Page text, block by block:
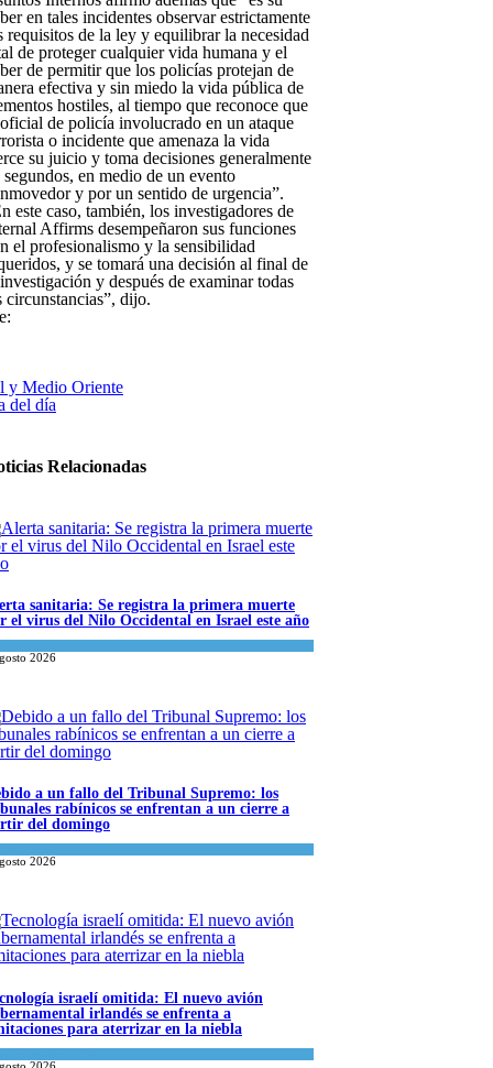
en tales incidentes observar estrictamente
requisitos de la ley y equilibrar la necesidad
de proteger cualquier vida humana y el
de permitir que los policías protejan de
efectiva y sin miedo la vida pública de
hostiles, al tiempo que reconoce que
de policía involucrado en un ataque
o incidente que amenaza la vida
su juicio y toma decisiones generalmente
segundos, en medio de un evento
y por un sentido de urgencia”.
este caso, también, los investigadores de
Affirms desempeñaron sus funciones
el profesionalismo y la sensibilidad
y se tomará una decisión al final de
y después de examinar todas
circunstancias”, dijo.
y Medio Oriente
del día
Relacionadas
sanitaria: Se registra la primera muerte
el virus del Nilo Occidental en Israel este año
2026
a un fallo del Tribunal Supremo: los
rabínicos se enfrentan a un cierre a
del domingo
2026
israelí omitida: El nuevo avión
irlandés se enfrenta a
para aterrizar en la niebla